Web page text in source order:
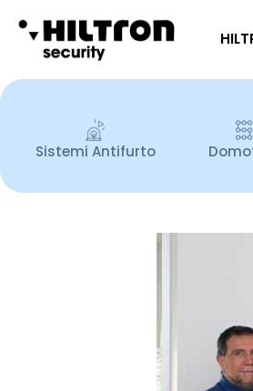
Sistemi Antifurto